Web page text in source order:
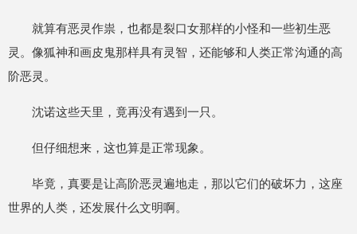
就算有恶灵作祟，也都是裂口女那样的小怪和一些初生恶
灵。像狐神和画皮鬼那样具有灵智，还能够和人类正常沟通的高
阶恶灵。
沈诺这些天里，竟再没有遇到一只。
但仔细想来，这也算是正常现象。
毕竟，真要是让高阶恶灵遍地走，那以它们的破坏力，这座
世界的人类，还发展什么文明啊。